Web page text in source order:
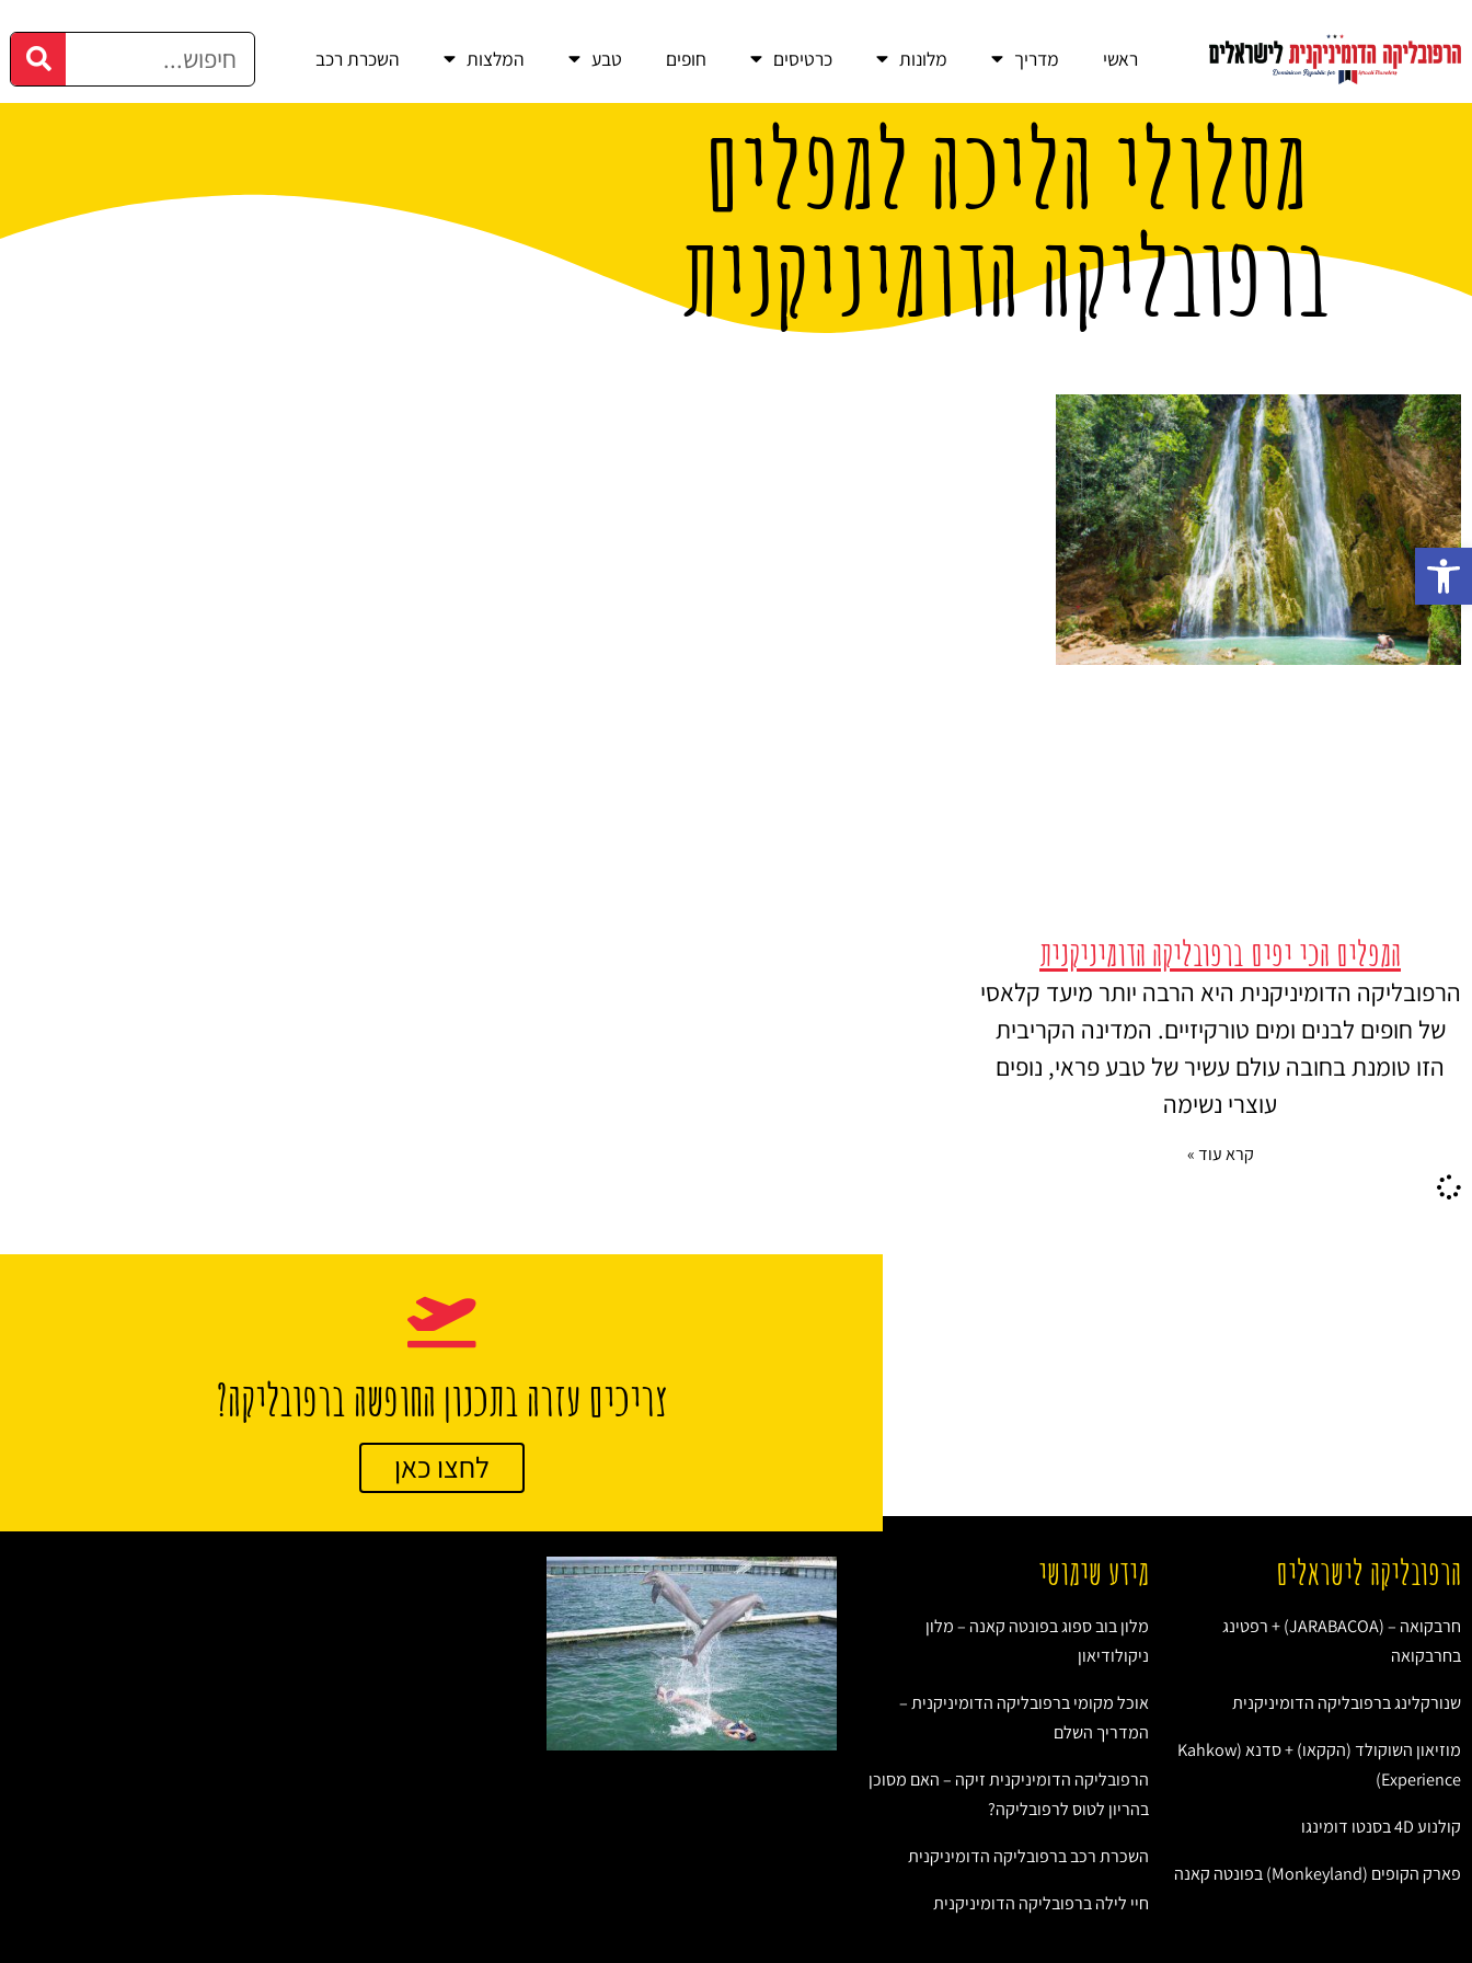
ראשי מדריך מלונות כרטיסים חופים טבע המלצות השכרת רכב
מסלולי הליכה למפלים
ברפובליקה הדומיניקנית
המפלים הכי יפים ברפובליקה הדומיניקנית
הרפובליקה הדומיניקנית היא הרבה יותר מיעד קלאסי
של חופים לבנים ומים טורקיזיים. המדינה הקריבית
הזו טומנת בחובה עולם עשיר של טבע פראי, נופים
עוצרי נשימה
קרא עוד »
צריכים עזרה בתכנון החופשה ברפובליקה?
לחצו כאן
הרפובליקה לישראלים
חרבקואה – (JARABACOA) + רפטינג
בחרבקואה
שנורקלינג ברפובליקה הדומיניקנית
מוזיאון השוקולד (הקקאו) + סדנא (Kahkow
Experience)
קולנוע 4D בסנטו דומינגו
פארק הקופים (Monkeyland) בפונטה קאנה
מידע שימושי
מלון בוב ספוג בפונטה קאנה – מלון
ניקולודיאון
אוכל מקומי ברפובליקה הדומיניקנית –
המדריך השלם
הרפובליקה הדומיניקנית זיקה – האם מסוכן
בהריון לטוס לרפובליקה?
השכרת רכב ברפובליקה הדומיניקנית
חיי לילה ברפובליקה הדומיניקנית
פתח סרגל נגישות